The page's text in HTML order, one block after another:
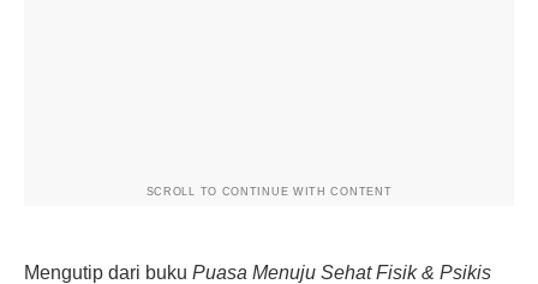
SCROLL TO CONTINUE WITH CONTENT
Mengutip dari buku Puasa Menuju Sehat Fisik & Psikis